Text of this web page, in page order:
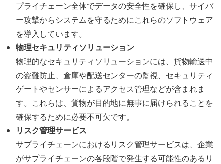
プライチェーン全体でデータの安全性を確保し、サイバ
ー攻撃からシステムを守るためにこれらのソフトウェア
を導入しています。
物理セキュリティソリューション
物理的なセキュリティソリューションには、貨物輸送中
の盗難防止、倉庫や配送センターの監視、セキュリティ
ゲートやセンサーによるアクセス管理などが含まれま
す。これらは、貨物が目的地に無事に届けられることを
確保するために必要不可欠です。
リスク管理サービス
サプライチェーンにおけるリスク管理サービスは、企業
がサプライチェーンの各段階で発生する可能性のあるリ